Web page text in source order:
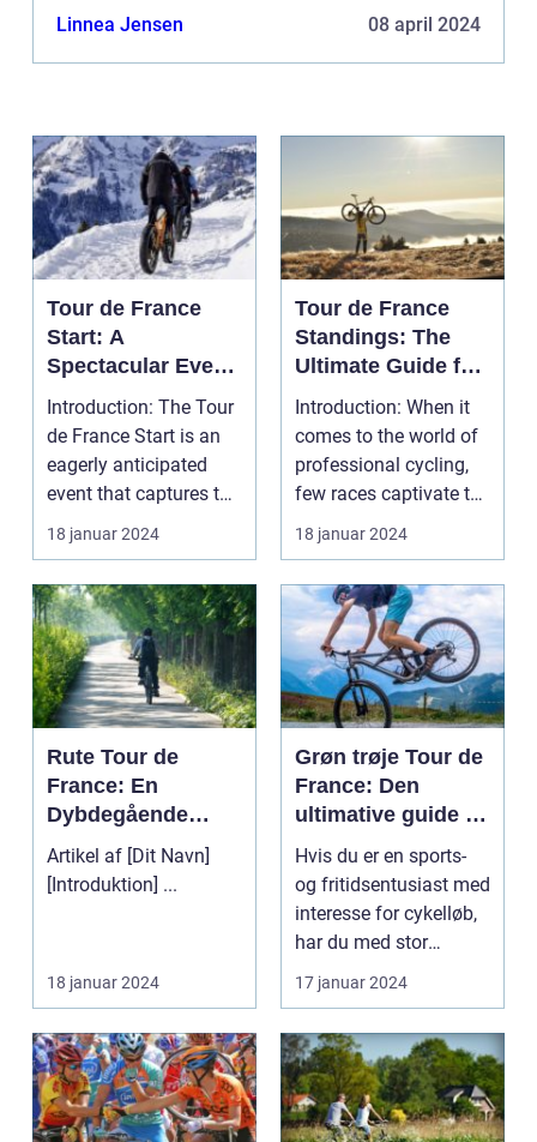
opfattelse, som flere og flere mennesker har, fordi
Linnea Jensen 08 april 2024
Tour de France
Start: A
Spectacular Event
for Sports and
Leisure
Enthusiasts
Introduction: The Tour
de France Start is an
eagerly anticipated
event that captures the
hearts of s...
18 januar 2024
Tour de France
Standings: The
Ultimate Guide for
Cycling
Enthusiasts
Introduction: When it
comes to the world of
professional cycling,
few races captivate the
attention...
18 januar 2024
Rute Tour de
France: En
Dybdegående
Gennemgang af
Cykelsportens
Største Event
Artikel af [Dit Navn]
[Introduktion] ...
18 januar 2024
Grøn trøje Tour de
France: Den
ultimative guide til
cykelløbets
pointkonkurrence
Hvis du er en sports-
og fritidsentusiast med
interesse for cykelløb,
har du med stor
sandsynlighed ...
17 januar 2024